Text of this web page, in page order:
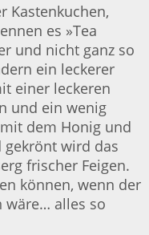
Kastenkuchen,
es »Tea
und nicht ganz so
ein leckerer
einer leckeren
und ein wenig
dem Honig und
gekrönt wird das
frischer Feigen.
können, wenn der
wäre… alles so